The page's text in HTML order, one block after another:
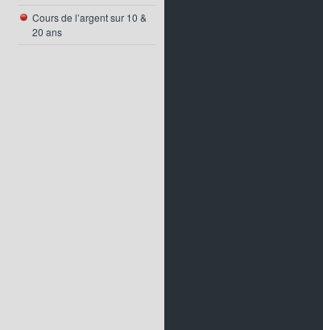
Cours de l’argent sur 10 &
20 ans